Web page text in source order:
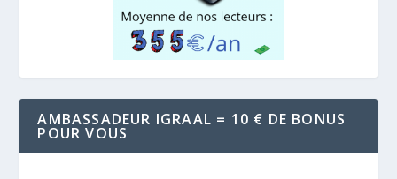
AMBASSADEUR IGRAAL = 10 € DE BONUS
POUR VOUS